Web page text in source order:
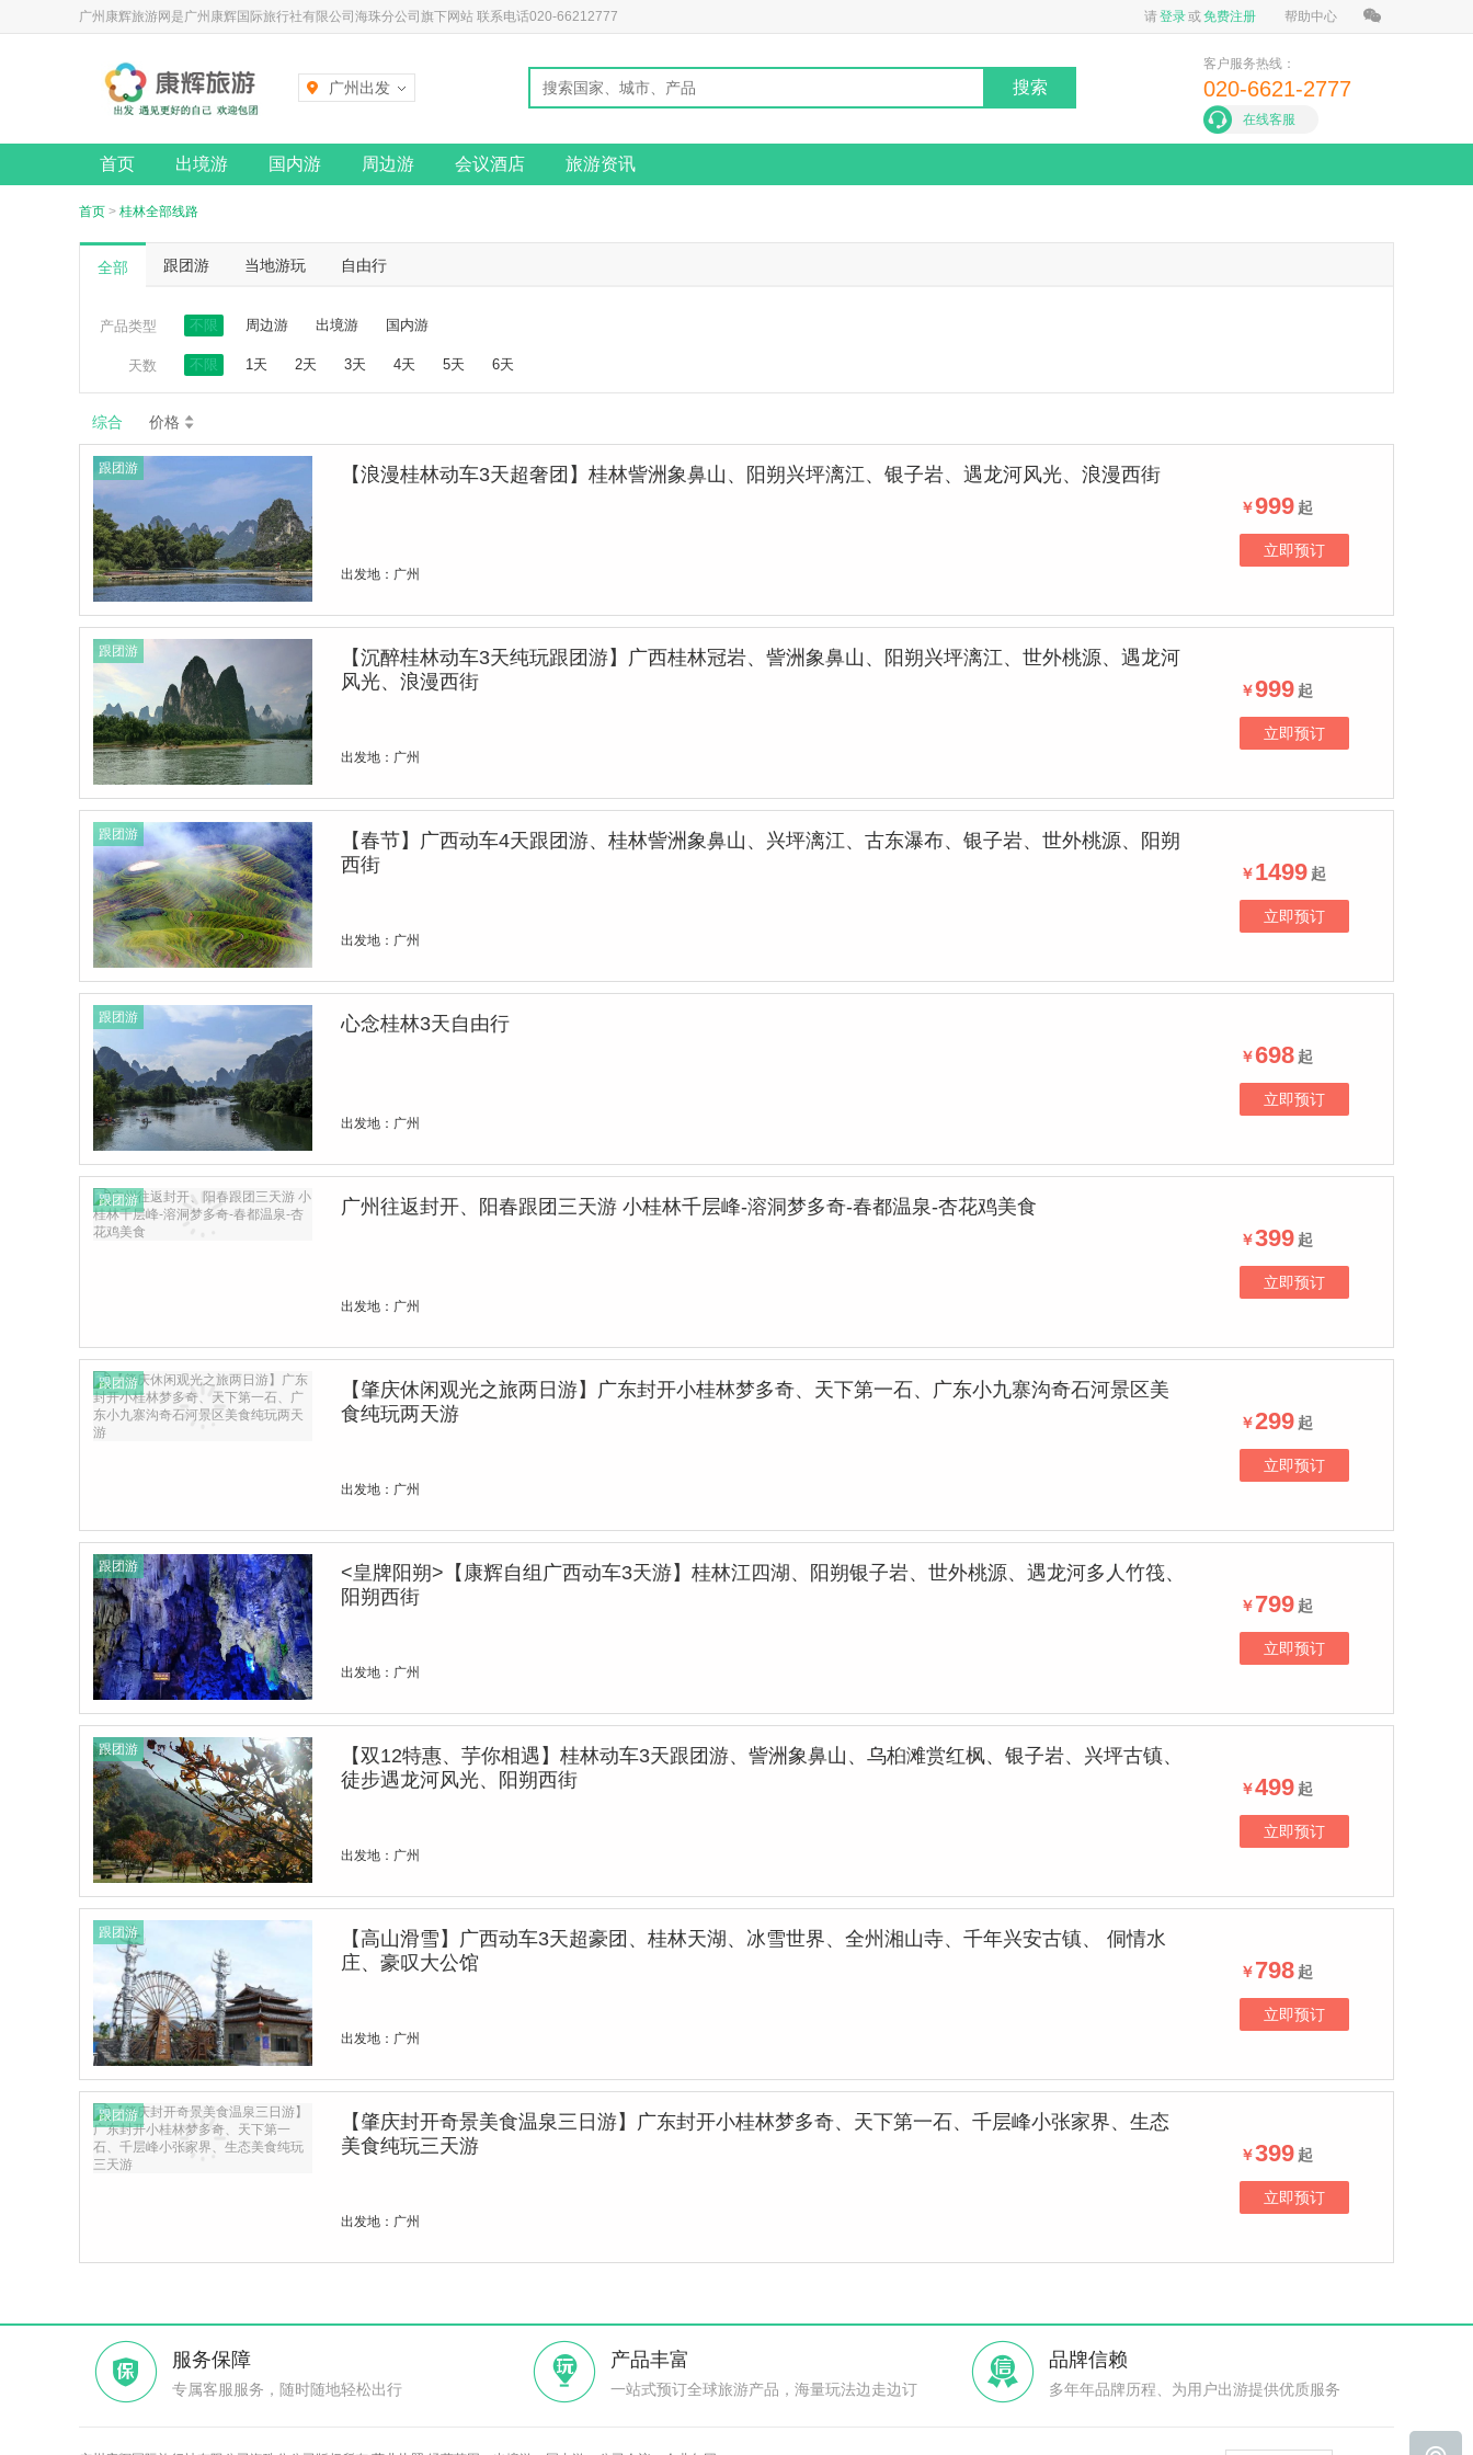
广州康辉旅游网是广州康辉国际旅行社有限公司海珠分公司旗下网站 联系电话020-66212777 请登录或免费注册 帮助中心
广州出发 搜索
客户服务热线：
020-6621-2777
在线客服
首页 出境游 国内游 周边游 会议酒店 旅游资讯
首页 > 桂林全部线路
全部 跟团游 当地游玩 自由行
产品类型 不限 周边游 出境游 国内游
天数 不限 1天 2天 3天 4天 5天 6天
综合 价格
跟团游 【浪漫桂林动车3天超奢团】桂林訾洲象鼻山、阳朔兴坪漓江、银子岩、遇龙河风光、浪漫西街
出发地：广州
￥999 起
立即预订
跟团游
【沉醉桂林动车3天纯玩跟团游】广西桂林冠岩、訾洲象鼻山、阳朔兴坪漓江、世外桃源、遇龙河
风光、浪漫西街
出发地：广州
￥999 起
立即预订
跟团游
【春节】广西动车4天跟团游、桂林訾洲象鼻山、兴坪漓江、古东瀑布、银子岩、世外桃源、阳朔
西街
出发地：广州
￥1499 起
立即预订
跟团游 心念桂林3天自由行
出发地：广州
￥698 起
立即预订
跟团游 广州往返封开、阳春跟团三天游 小桂林千层峰-溶洞梦多奇-春都温泉-杏花鸡美食
出发地：广州
￥399 起
立即预订
跟团游
【肇庆休闲观光之旅两日游】广东封开小桂林梦多奇、天下第一石、广东小九寨沟奇石河景区美
食纯玩两天游
出发地：广州
￥299 起
立即预订
跟团游
<皇牌阳朔>【康辉自组广西动车3天游】桂林江四湖、阳朔银子岩、世外桃源、遇龙河多人竹筏、
阳朔西街
出发地：广州
￥799 起
立即预订
跟团游
【双12特惠、芋你相遇】桂林动车3天跟团游、訾洲象鼻山、乌桕滩赏红枫、银子岩、兴坪古镇、
徒步遇龙河风光、阳朔西街
出发地：广州
￥499 起
立即预订
跟团游
【高山滑雪】广西动车3天超豪团、桂林天湖、冰雪世界、全州湘山寺、千年兴安古镇、 侗情水
庄、豪叹大公馆
出发地：广州
￥798 起
立即预订
跟团游
【肇庆封开奇景美食温泉三日游】广东封开小桂林梦多奇、天下第一石、千层峰小张家界、生态
美食纯玩三天游
出发地：广州
￥399 起
立即预订
服务保障
专属客服服务，随时随地轻松出行
产品丰富
一站式预订全球旅游产品，海量玩法边走边订
品牌信赖
多年年品牌历程、为用户出游提供优质服务